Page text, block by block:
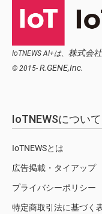
IoTNEWS AI+は、 株式会
© 2015- R.GENE,Inc.
IoTNEWSについて
IoTNEWSとは
広告掲載・タイアップ
プライバシーポリシー
特定商取引法に基づく